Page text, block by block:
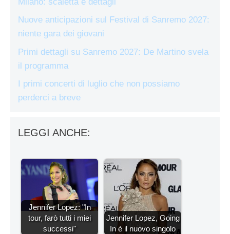
Nuove anticipazioni sul Festival di Sanremo 2027:
niente gara dei giovani
Primi dettagli su Sanremo 2027: De Martino svela
il programma
I primi concerti di luglio che non possiamo
perderci a breve
LEGGI ANCHE:
Jennifer Lopez: "In
tour, farò tutti i miei
successi"
Jennifer Lopez, Going
In è il nuovo singolo